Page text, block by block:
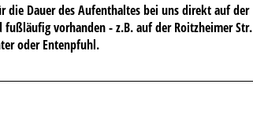
die Dauer des Aufenthaltes bei uns direkt auf der
vorhanden - z.B. auf der Roitzheimer Str.
oder Entenpfuhl.